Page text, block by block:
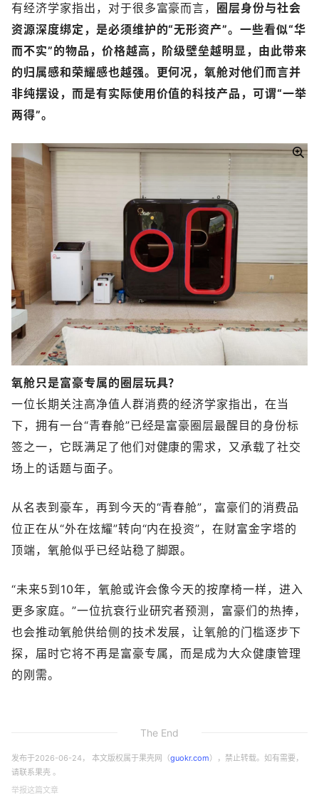
有经济学家指出，对于很多富豪而言，
圈层身份与社会
资源深度绑定，是必须维护的“无形资产”。一些看似“华
而不实”的物品，价格越高，阶级壁垒越明显，由此带来
的归属感和荣耀感也越强。更何况，氧舱对他们而言并
非纯摆设，而是有实际使用价值的科技产品，可谓“一举
两得”。
氧舱只是富豪专属的圈层玩具？
一位长期关注高净值人群消费的经济学家指出，在当
下，拥有一台“青春舱”已经是富豪圈层最醒目的身份标
签之一，它既满足了他们对健康的需求，又承载了社交
场上的话题与面子。
从名表到豪车，再到今天的“青春舱”，富豪们的消费品
位正在从“外在炫耀”转向“内在投资”，在财富金字塔的
顶端，氧舱似乎已经站稳了脚跟。
“未来5到10年，氧舱或许会像今天的按摩椅一样，进入
更多家庭。”一位抗衰行业研究者预测，富豪们的热捧，
也会推动氧舱供给侧的技术发展，让氧舱的门槛逐步下
探，届时它将不再是富豪专属，而是成为大众健康管理
的刚需。
The End
发布于2026-06-24 ， 本文版权属于果壳网（guokr.com），禁止转载。如有需要，
请联系果壳 。
举报这篇文章